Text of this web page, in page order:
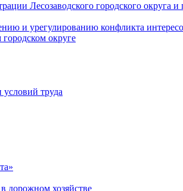
Лесозаводского городского
и урегулированию конфликта
округе
условий труда
дорожном хозяйстве